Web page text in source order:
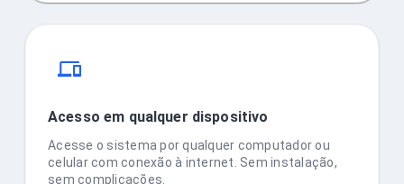
Acesso em qualquer dispositivo
Acesse o sistema por qualquer computador ou
celular com conexão à internet. Sem instalação,
sem complicações.